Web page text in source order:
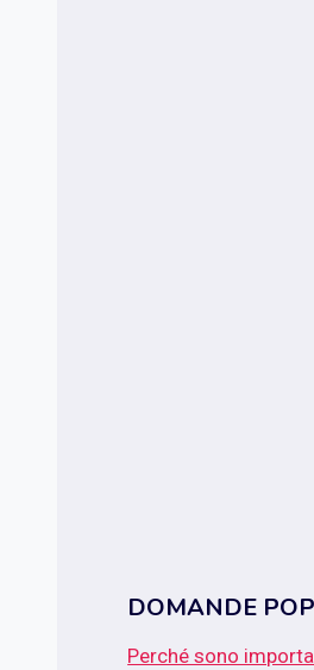
DOMANDE
Perché sono